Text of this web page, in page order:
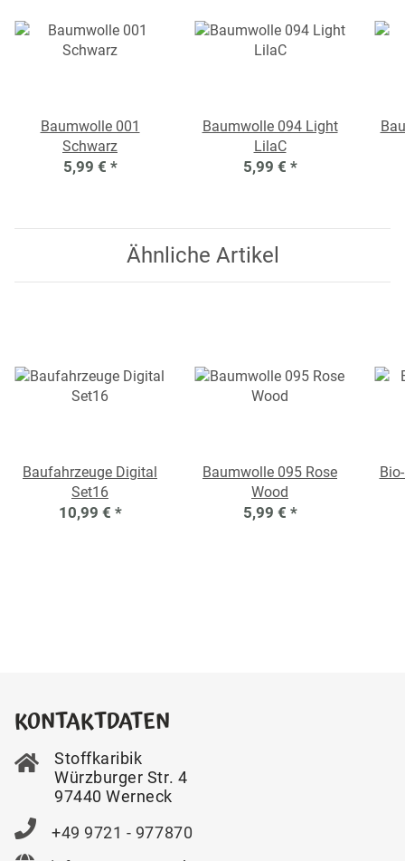
Baumwolle 001
Schwarz
5,99 € *
Baumwolle 094 Light
LilaC
5,99 € *
Ähnliche Artikel
Baufahrzeuge Digital
Set16
10,99 € *
Baumwolle 095 Rose
Wood
5,99 € *
KONTAKTDATEN
Stoffkaribik
Würzburger Str. 4
97440 Werneck
+49 9721 - 977870